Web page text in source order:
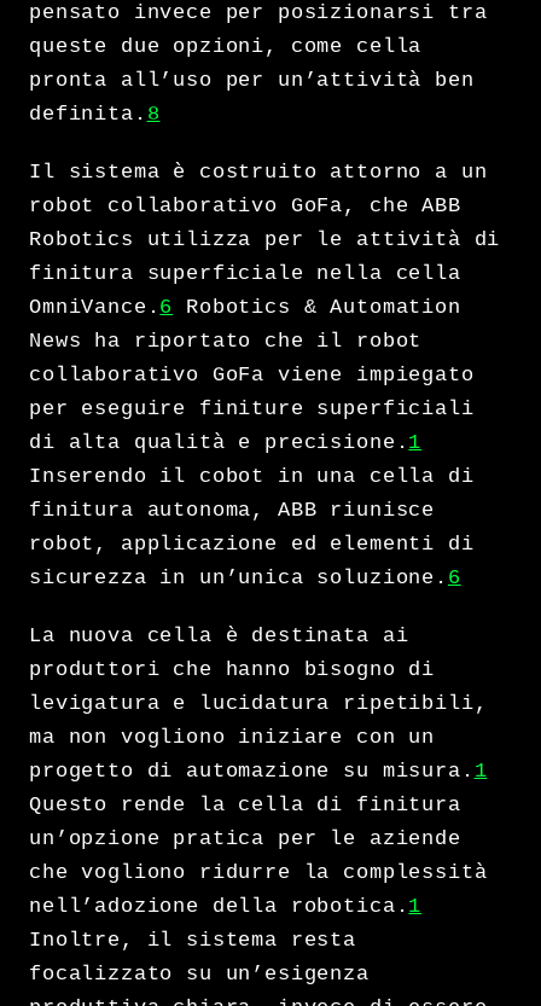
pensato invece per posizionarsi tra
queste due opzioni, come cella
pronta all’uso per un’attività ben
definita. 8
Il sistema è costruito attorno a un
robot collaborativo GoFa, che ABB
Robotics utilizza per le attività di
finitura superficiale nella cella
OmniVance. 6
Robotics & Automation
News ha riportato che il robot
collaborativo GoFa viene impiegato
per eseguire finiture superficiali
di alta qualità e precisione. 1
Inserendo il cobot in una cella di
finitura autonoma, ABB riunisce
robot, applicazione ed elementi di
sicurezza in un’unica soluzione. 6
La nuova cella è destinata ai
produttori che hanno bisogno di
levigatura e lucidatura ripetibili,
ma non vogliono iniziare con un
progetto di automazione su misura. 1
Questo rende la cella di finitura
un’opzione pratica per le aziende
che vogliono ridurre la complessità
nell’adozione della robotica. 1
Inoltre, il sistema resta
focalizzato su un’esigenza